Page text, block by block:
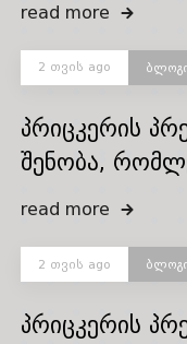
read more
2 თვის ago
პრიცკერის
შენობა,
read more
2 თვის ago
პრიცკერის